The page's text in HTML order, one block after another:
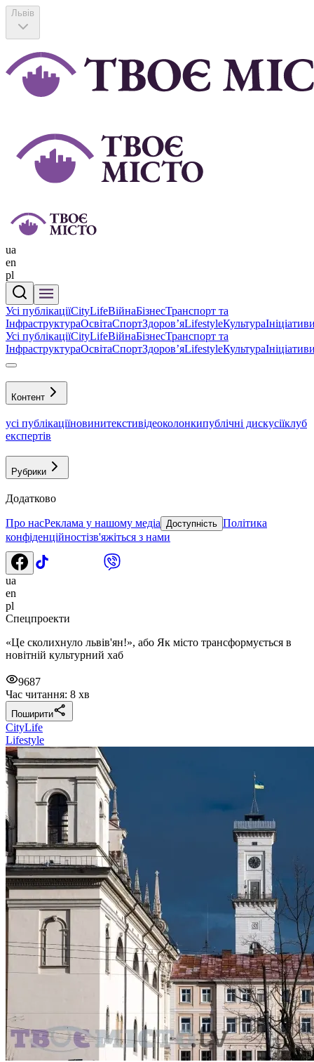
Львів
ua
en
pl
Усі публікаціїCityLifeВійнаБізнесТранспорт та
ІнфраструктураОсвітаСпортЗдоровʼяLifestyleКультура
Усі публікаціїCityLifeВійнаБізнесТранспорт та
ІнфраструктураОсвітаСпортЗдоровʼяLifestyleКультура
Контент
усі публікаціїновинитекстивідеоколонкипублічні дискусіїклуб
експертів
Рубрики
Додатково
Про насРеклама у нашому медіа Доступність Політика
конфіденційностізв'яжіться з нами
ua
en
pl
Спецпроекти
«Це сколихнуло львів'ян!», або Як місто трансформується в
новітній культурний хаб
9687
Час читання: 8 хв
Поширити
CityLife
Lifestyle